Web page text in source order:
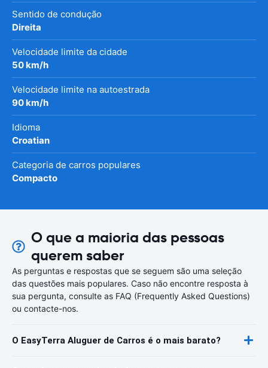
Sentido de condução
Direita
Velocidade limite da cidade
50 km/h
Velocidade limite na autoestrada
90 km/h
Idioma
Croatian
Categoria de carros populares
Compacto
O que a maioria das pessoas
querem saber
As perguntas e respostas que se seguem são uma seleção
das questões mais populares. Caso não encontre resposta à
sua pergunta, consulte as FAQ (Frequently Asked Questions)
ou contacte-nos.
O EasyTerra Aluguer de Carros é o mais barato?